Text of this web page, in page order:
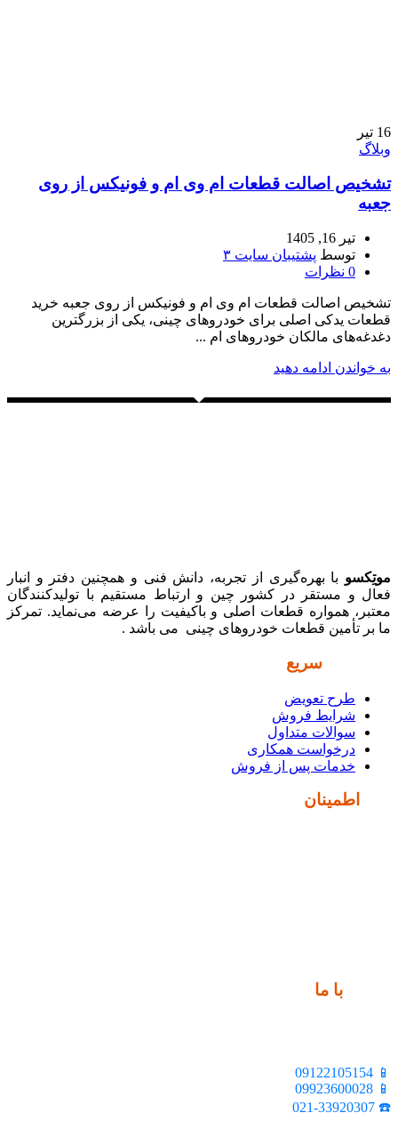
16 تیر
وبلاگ
تشخیص اصالت قطعات ام وی ام و فونیکس از روی
جعبه
تیر 16, 1405
توسط پشتیبان سایت ۳
0 نظرات
تشخیص اصالت قطعات ام وی ام و فونیکس از روی جعبه خرید
قطعات یدکی اصلی برای خودروهای چینی، یکی از بزرگترین
دغدغه‌های مالکان خودروهای ام ...
به خواندن ادامه دهید
موتِکسو با بهره‌گیری از تجربه، دانش فنی و همچنین دفتر و انبار
فعال و مستقر در کشور چین و ارتباط مستقیم با تولیدکنندگان
معتبر، همواره قطعات اصلی و باکیفیت را عرضه می‌نماید. تمرکز
ما بر تأمین قطعات خودروهای چینی می باشد .
سریع
طرح تعویض
شرایط فروش
سوالات متداول
درخواست همکاری
خدمات پس از فروش
اطمینان
با ما
📱 09122105154
📱 09923600028
☎️ 021-33920307